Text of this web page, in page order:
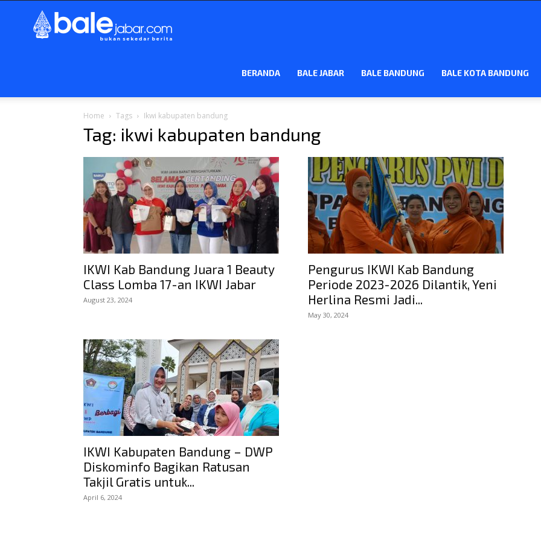
BERANDA BALE JABAR BALE BANDUNG BALE KOTA BANDUNG
Home Tags Ikwi kabupaten bandung
Tag: ikwi kabupaten bandung
IKWI Kab Bandung Juara 1 Beauty
Class Lomba 17-an IKWI Jabar
August 23, 2024
Pengurus IKWI Kab Bandung
Periode 2023-2026 Dilantik, Yeni
Herlina Resmi Jadi...
May 30, 2024
IKWI Kabupaten Bandung – DWP
Diskominfo Bagikan Ratusan
Takjil Gratis untuk...
April 6, 2024